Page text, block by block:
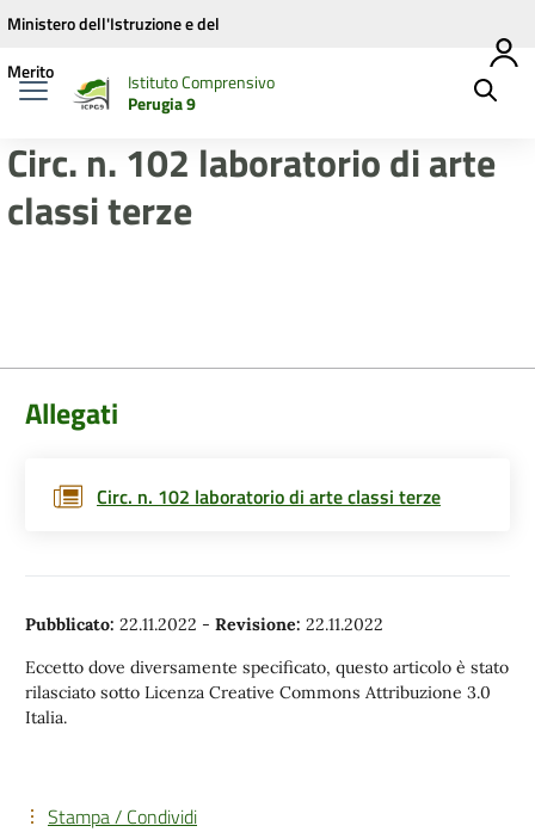
Vai ai contenuti
Vai al menu di navigazione
Vai al footer
Ministero dell'Istruzione e del
Merito
Istituto Comprensivo
Perugia 9
Circ. n. 102 laboratorio di arte
classi terze
Allegati
Circ. n. 102 laboratorio di arte classi terze
Pubblicato: 22.11.2022 - Revisione: 22.11.2022
Eccetto dove diversamente specificato, questo articolo è stato
rilasciato sotto Licenza Creative Commons Attribuzione 3.0
Italia.
Stampa / Condividi